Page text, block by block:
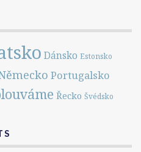
Dánsko Estonsko
Portugalsko
Řecko Švédsko